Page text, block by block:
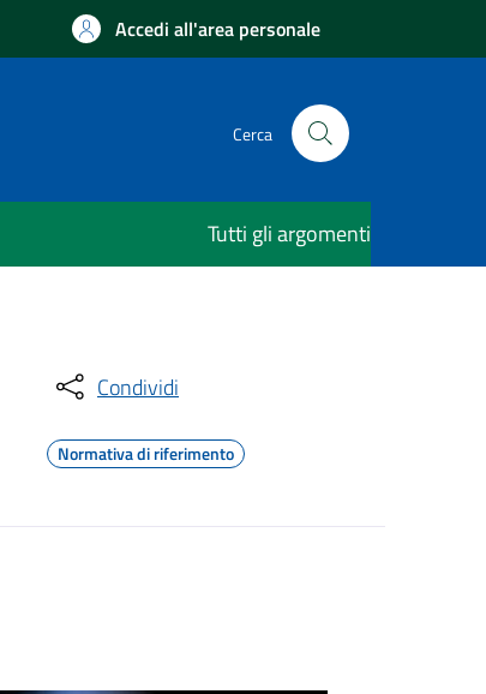
Accedi all'area personale
Cerca
Tutti gli argomenti
Condividi
Normativa di riferimento